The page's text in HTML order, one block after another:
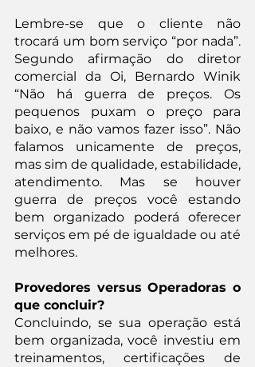
Lembre-se que o cliente não
trocará um bom serviço “por nada”.
Segundo afirmação do diretor
comercial da Oi, Bernardo Winik
“Não há guerra de preços. Os
pequenos puxam o preço para
baixo, e não vamos fazer isso”. Não
falamos unicamente de preços,
mas sim de qualidade, estabilidade,
atendimento. Mas se houver
guerra de preços você estando
bem organizado poderá oferecer
serviços em pé de igualdade ou até
melhores.
Provedores versus Operadoras o
que concluir?
Concluindo, se sua operação está
bem organizada, você investiu em
treinamentos, certificações de